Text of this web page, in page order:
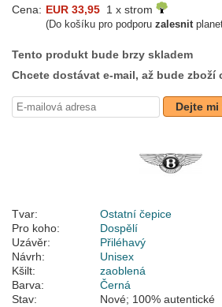
Cena: EUR 33,95 1 x strom
(Do košíku pro podporu zalesnit
Tento produkt bude brzy skladem
Chcete dostávat e-mail, až bude zboží
Dejte
Tvar:
Ostatní čepice
Pro koho:
Dospělí
Uzávěr:
Přiléhavý
Návrh:
Unisex
Kšilt:
zaoblená
Barva:
Černá
Stav:
Nové; 100% autentické